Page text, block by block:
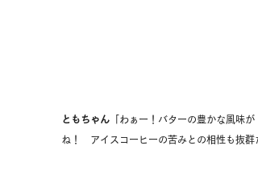
ともちゃん 「わぁー！バターの豊かな風味
ね！　アイスコーヒーの苦みとの相性も抜群